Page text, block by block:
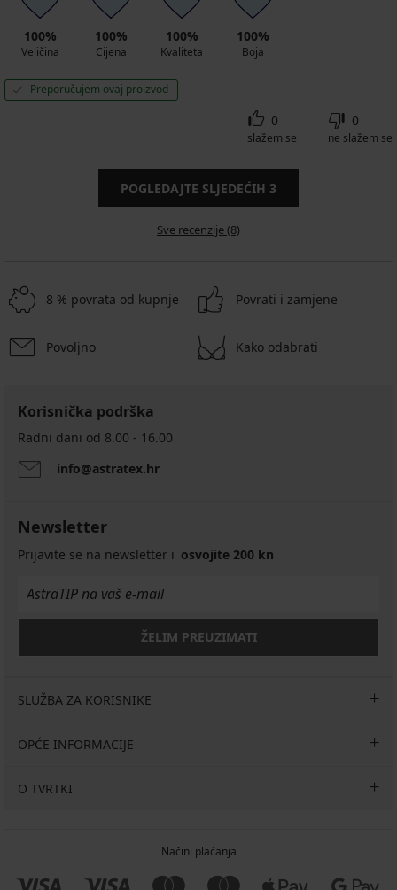
100%
Veličina
100%
Cijena
100%
Kvaliteta
100%
Boja
Preporučujem ovaj proizvod
0
slažem se
0
ne slažem se
POGLEDAJTE SLJEDEĆIH 3
Sve recenzije (8)
8 % povrata od kupnje Povrati i zamjene
Povoljno Kako odabrati
Korisnička podrška
Radni dani od 8.00 - 16.00
info@astratex.hr
Newsletter
Prijavite se na newsletter i osvojite 200 kn
ŽELIM PREUZIMATI
SLUŽBA ZA KORISNIKE
OPĆE INFORMACIJE
O TVRTKI
Načini plaćanja